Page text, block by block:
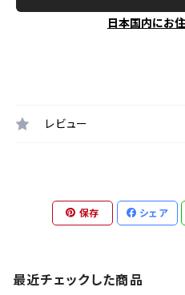
日本国内にお
レビュー
保存 シェア
最近チェックした商品